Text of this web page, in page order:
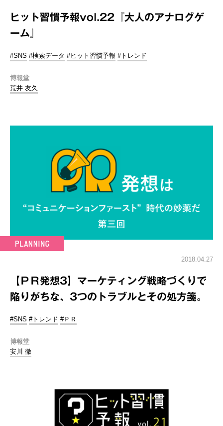
ヒット習慣予報vol.22『大人のアナログゲ
ーム』
#SNS #検索データ #ヒット習慣予報 #トレンド
博報堂
荒井 友久
2018.04.27
【ＰＲ発想3】マーケティング戦略づくりで
陥りがちな、3つのトラブルとその処方箋。
#SNS #トレンド #ＰＲ
博報堂
安川 徹